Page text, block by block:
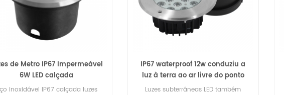
de Metro IP67 Impermeável
6W LED calçada
inoxidável IP67 calçada luzes
IP67 waterproof 12w conduziu a
luz à terra ao ar livre do ponto
Luzes subterrâneas LED também